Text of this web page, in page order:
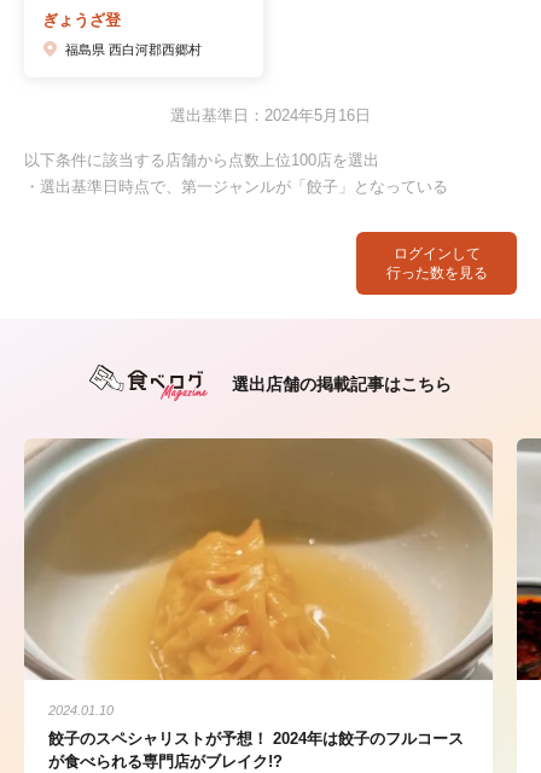
ログインして
行った数を見る
ぎょうざ登
福島県 西白河郡西郷村
選出基準日：2024年5月16日
以下条件に該当する店舗から点数上位100店を選出
・選出基準日時点で、第一ジャンルが「餃子」となっている
選出店舗の掲載記事はこちら
2024.01.10
餃子のスペシャリストが予想！ 2024年は餃子のフルコース
が食べられる専門店がブレイク!?